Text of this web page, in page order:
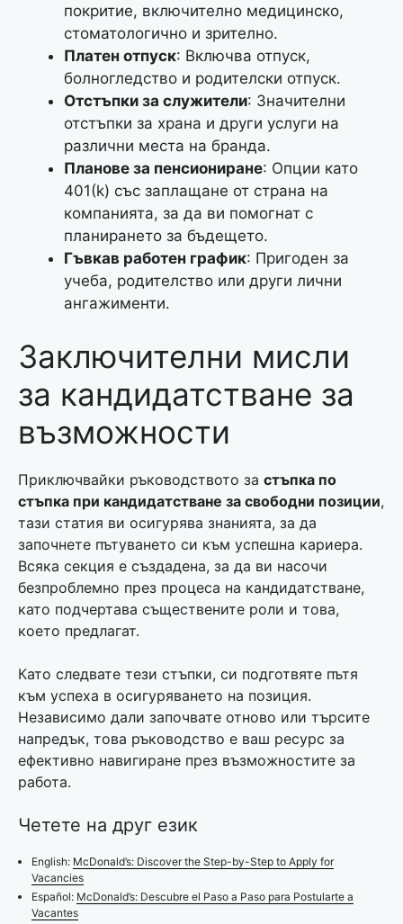
покритие, включително медицинско,
стоматологично и зрително.
Платен отпуск: Включва отпуск,
болногледство и родителски отпуск.
Отстъпки за служители: Значителни
отстъпки за храна и други услуги на
различни места на бранда.
Планове за пенсиониране: Опции като
401(k) със заплащане от страна на
компанията, за да ви помогнат с
планирането за бъдещето.
Гъвкав работен график: Пригоден за
учеба, родителство или други лични
ангажименти.
Заключителни мисли
за кандидатстване за
възможности
Приключвайки ръководството за стъпка по
стъпка при кандидатстване за свободни позиции,
тази статия ви осигурява знанията, за да
започнете пътуването си към успешна кариера.
Всяка секция е създадена, за да ви насочи
безпроблемно през процеса на кандидатстване,
като подчертава съществените роли и това,
което предлагат.
Като следвате тези стъпки, си подготвяте пътя
към успеха в осигуряването на позиция.
Независимо дали започвате отново или търсите
напредък, това ръководство е ваш ресурс за
ефективно навигиране през възможностите за
работа.
Четете на друг език
English: McDonald’s: Discover the Step-by-Step to Apply for
Vacancies
Español: McDonald’s: Descubre el Paso a Paso para Postularte a
Vacantes